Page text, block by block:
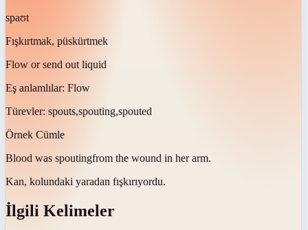
spaʊt
Fışkırtmak, püskürtmek
Flow or send out liquid
Eş anlamlılar: Flow
Türevler: spouts,spouting,spouted
Örnek Cümle
Blood was spoutingfrom the wound in her arm.
Kan, kolundaki yaradan fışkırıyordu.
İlgili Kelimeler